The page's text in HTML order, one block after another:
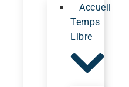
Accueil
Temps
Libre